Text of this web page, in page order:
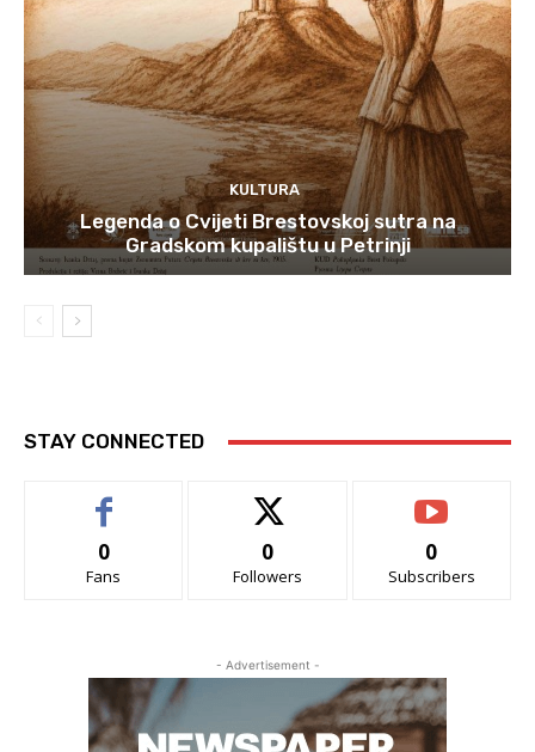
KULTURA
Legenda o Cvijeti Brestovskoj sutra na
Gradskom kupalištu u Petrinji
STAY CONNECTED
0
Fans
0
Followers
0
Subscribers
- Advertisement -